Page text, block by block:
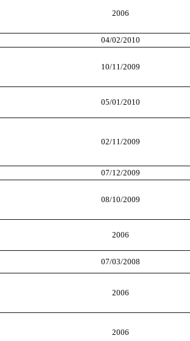
2006
04/02/2010
10/11/2009
05/01/2010
02/11/2009
07/12/2009
08/10/2009
2006
07/03/2008
2006
2006